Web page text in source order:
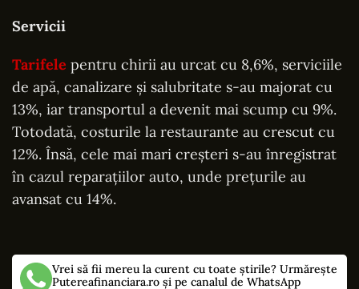
Servicii
Tarifele pentru chirii au urcat cu 8,6%, serviciile
de apă, canalizare și salubritate s-au majorat cu
13%, iar transportul a devenit mai scump cu 9%.
Totodată, costurile la restaurante au crescut cu
12%. Însă, cele mai mari creșteri s-au înregistrat
în cazul reparațiilor auto, unde prețurile au
avansat cu 14%.
Vrei să fii mereu la curent cu toate știrile? Urmărește
Putereafinanciara.ro și pe canalul de WhatsApp